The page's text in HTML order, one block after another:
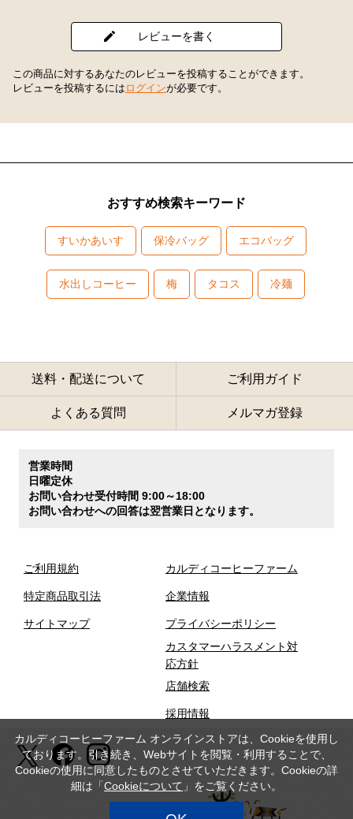
レビューを書く
この商品に対するあなたのレビューを投稿することができます。
レビューを投稿するには ログインが必要です。
おすすめ検索キーワード
すいかあいす 保冷バッグ エコバッグ
水出しコーヒー 梅 タコス 冷麺
送料・配送について ご利用ガイド
よくある質問 メルマガ登録
営業時間
日曜定休
お問い合わせ受付時間 9:00～18:00
お問い合わせへの回答は翌営業日となります。
ご利用規約
特定商品取引法
サイトマップ
カルディコーヒーファーム
企業情報
プライバシーポリシー
カスタマーハラスメント対
応方針
店舗検索
採用情報
カルディコーヒーファーム オンラインストアは、Cookieを使用し
ております。引き続き、Webサイトを閲覧・利用することで、
Cookieの使用に同意したものとさせていただきます。Cookieの詳
細は「Cookieについて 」をご覧ください。